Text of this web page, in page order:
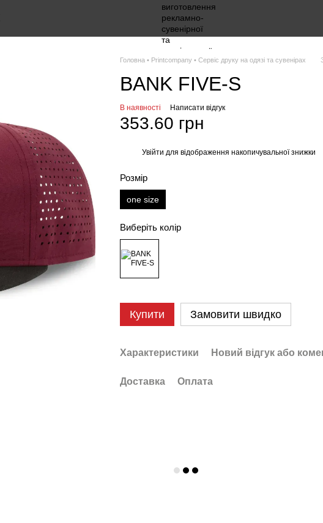
Головна • Printcompany • Сервіс друку на одязі та сувенірах
BANK FIVE-S
В наявності Написати відгук
353.60 грн
Увійти для відображення накопичувальної знижки
Розмір
one size
Виберіть колір
Купити Замовити швидко
Характеристики Новий відгук або
Доставка Оплата